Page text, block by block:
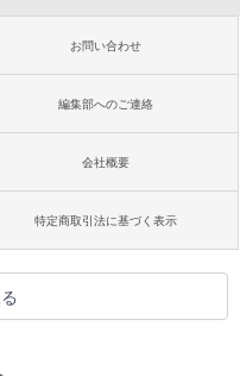
お問い合わせ
編集部へのご連絡
会社概要
特定商取引法に基づく表示